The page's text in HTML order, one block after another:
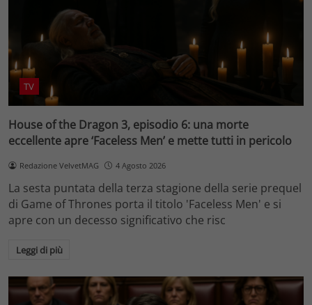
TV
House of the Dragon 3, episodio 6: una morte
eccellente apre ‘Faceless Men’ e mette tutti in pericolo
Redazione VelvetMAG 4 Agosto 2026
La sesta puntata della terza stagione della serie prequel
di Game of Thrones porta il titolo 'Faceless Men' e si
apre con un decesso significativo che risc
Leggi di più